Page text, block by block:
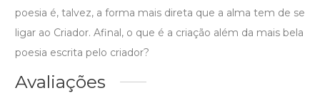
poesia é, talvez, a forma mais direta que a alma tem de se
ligar ao Criador. Afinal, o que é a criação além da mais bela
poesia escrita pelo criador?
Avaliações